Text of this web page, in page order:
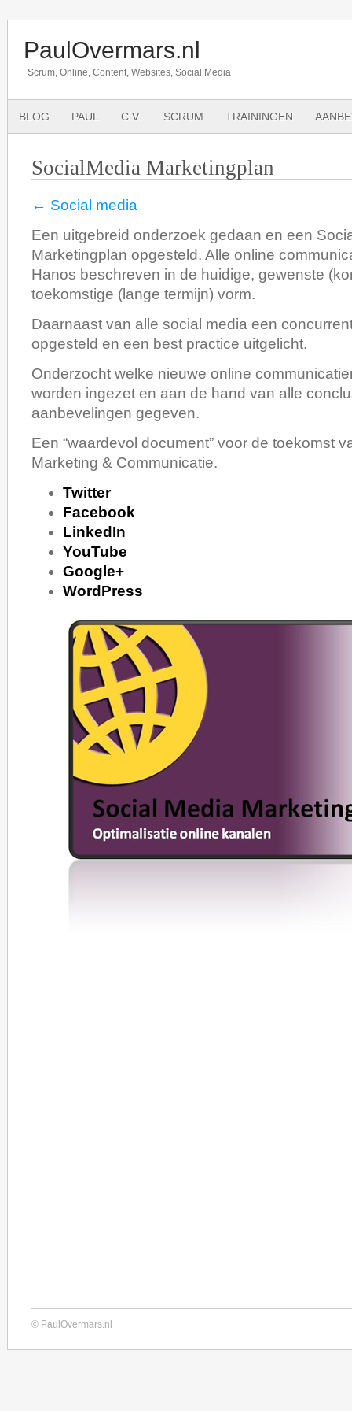
PaulOvermars.nl
Scrum, Online, Content, Websites, Social Media
BLOG PAUL C.V. SCRUM TRAININGEN
SocialMedia Marketingplan
← Social media
Een uitgebreid onderzoek gedaan en een
Marketingplan opgesteld. Alle online
Hanos beschreven in de huidige, gewenste
toekomstige (lange termijn) vorm.
Daarnaast van alle social media een
opgesteld en een best practice uitgelicht.
Onderzocht welke nieuwe online
worden ingezet en aan de hand van alle
aanbevelingen gegeven.
Een “waardevol document” voor de toekomst
Marketing & Communicatie.
Twitter
Facebook
LinkedIn
YouTube
Google+
WordPress
© PaulOvermars.nl